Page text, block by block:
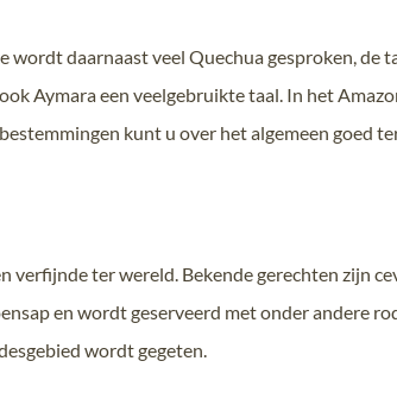
wordt daarnaast veel Quechua gesproken,
Aymara een veelgebruikte taal. In het
kunt u over het algemeen goed
ter wereld. Bekende gerechten zijn
en wordt geserveerd met onder andere
wordt gegeten.